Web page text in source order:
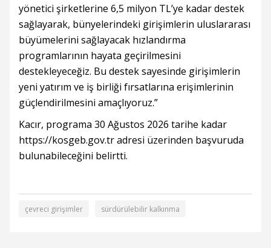
yönetici şirketlerine 6,5 milyon TL’ye kadar destek
sağlayarak, bünyelerindeki girişimlerin uluslararası
büyümelerini sağlayacak hızlandırma
programlarının hayata geçirilmesini
destekleyeceğiz. Bu destek sayesinde girişimlerin
yeni yatırım ve iş birliği fırsatlarına erişimlerinin
güçlendirilmesini amaçlıyoruz.”
Kacır, programa 30 Ağustos 2026 tarihe kadar
https://kosgeb.gov.tr adresi üzerinden başvuruda
bulunabileceğini belirtti.
çevreci girişimler sürdürülebilir kalkınma